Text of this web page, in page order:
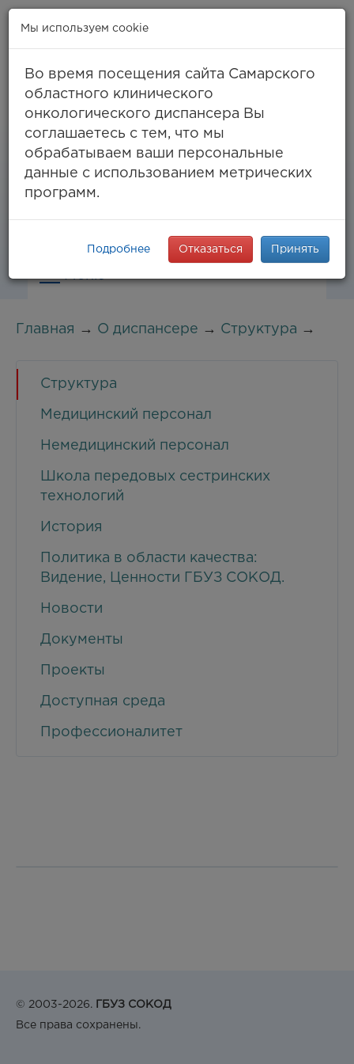
Самара, ул. Солнечная, 50
(тел. единый call-центр),
994-03-99факс
info@samaraonko.ru
Главная → О диспансере → Структура →
Структура
Медицинский персонал
Немедицинский персонал
Школа передовых сестринских
технологий
История
Политика в области качества:
Видение, Ценности ГБУЗ СОКОД.
Новости
Документы
Проекты
Доступная среда
Профессионалитет
Мы используем cookie
Во время посещения сайта Самарского
областного клинического
онкологического диспансера Вы
соглашаетесь с тем, что мы
обрабатываем ваши персональные
данные с использованием метрических
программ.
Подробнее Отказаться Принять
© 2003-2026. ГБУЗ СОКОД
Все права сохранены.